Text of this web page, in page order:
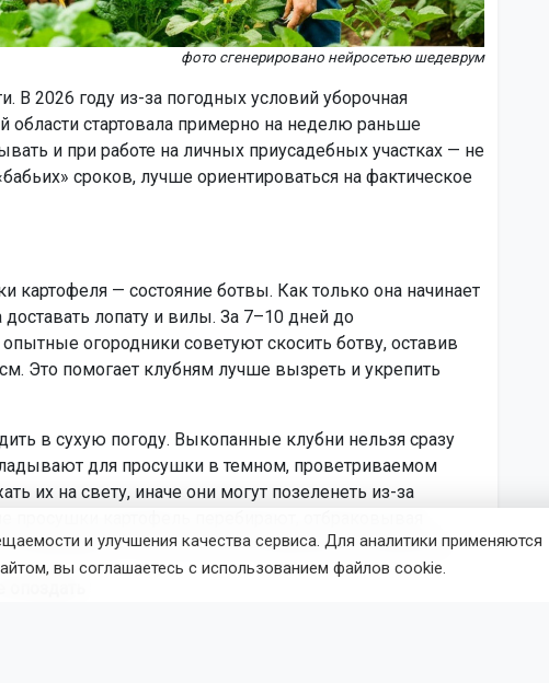
фото сгенерировано нейросетью шедеврум
В 2026 году из-за погодных условий уборочная
области стартовала примерно на неделю раньше
и при работе на личных приусадебных участках — не
сроков, лучше ориентироваться на фактическое
картофеля — состояние ботвы. Как только она начинает
лопату и вилы. За 7–10 дней до
огородники советуют скосить ботву, оставив
Это помогает клубням лучше вызреть и укрепить
в сухую погоду. Выкопанные клубни нельзя сразу
для просушки в темном, проветриваемом
их на свету, иначе они могут позеленеть из-за
и только потом отправляют на хранение.
и улучшения качества сервиса. Для аналитики применяются
вы соглашаетесь с использованием файлов cookie.